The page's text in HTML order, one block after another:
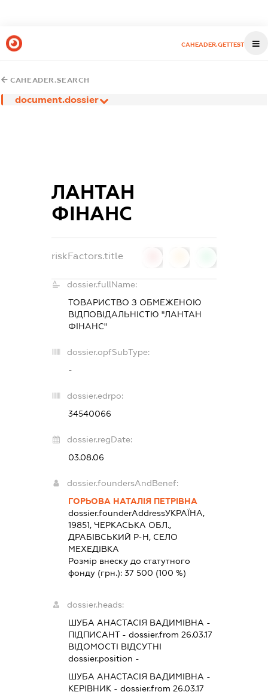
CAHEADER.GETTEST
CAHEADER.SEARCH
document.dossier
ЛАНТАН
ФІНАНС
riskFactors.title
dossier.fullName:
ТОВАРИСТВО З ОБМЕЖЕНОЮ
ВІДПОВІДАЛЬНІСТЮ "ЛАНТАН
ФІНАНС"
dossier.opfSubType:
-
dossier.edrpo:
34540066
dossier.regDate:
03.08.06
dossier.foundersAndBenef:
ГОРЬОВА НАТАЛІЯ ПЕТРІВНА
dossier.founderAddressУКРАЇНА,
19851, ЧЕРКАСЬКА ОБЛ.,
ДРАБІВСЬКИЙ Р-Н, СЕЛО
МЕХЕДІВКА
Розмір внеску до статутного
фонду (грн.): 37 500 (100 %)
dossier.heads:
ШУБА АНАСТАСІЯ ВАДИМІВНА -
ПІДПИСАНТ- dossier.from 26.03.17
ВІДОМОСТІ ВІДСУТНІ
dossier.position -
ШУБА АНАСТАСІЯ ВАДИМІВНА -
КЕРІВНИК- dossier.from 26.03.17